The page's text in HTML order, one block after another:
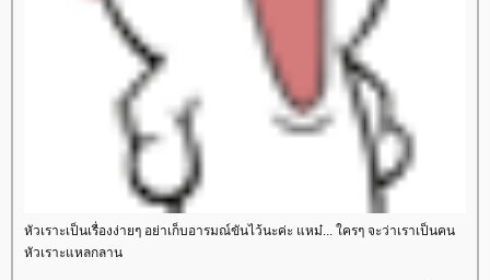
หัวเราะเป็นเรื่องง่ายๆ อย่าเก็บอารมณ์ขันไว้นะค่ะ แหม๋... ใครๆ จะว่าเราเป็นคน
หัวเราะแหลกลาน